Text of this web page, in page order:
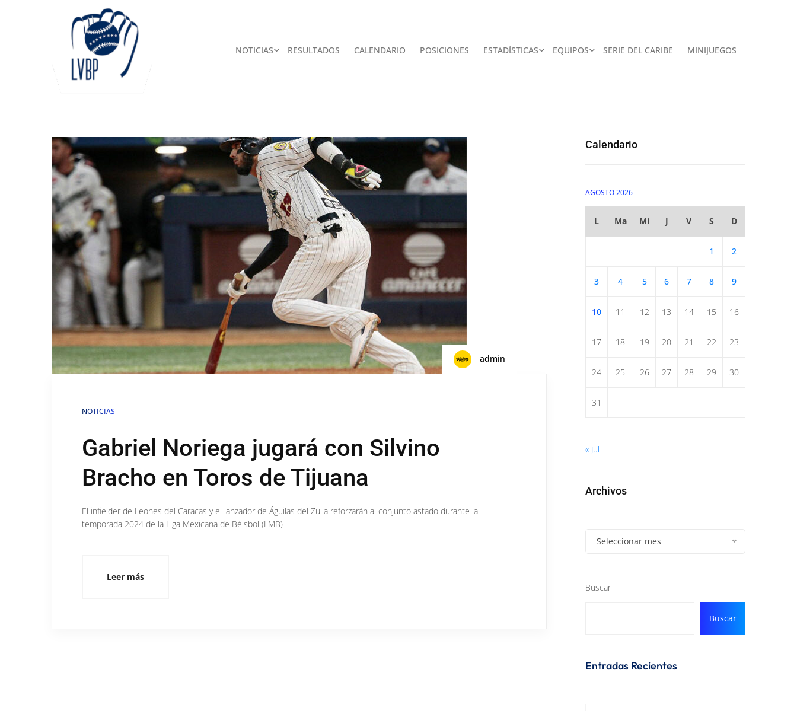
NOTICIAS RESULTADOS CALENDARIO POSICIONES ESTADÍSTICAS EQUIPOS SERIE DEL CARIBE MINIJUEGOS
admin
NOTICIAS
Gabriel Noriega jugará con Silvino
Bracho en Toros de Tijuana
El infielder de Leones del Caracas y el lanzador de Águilas del Zulia reforzarán al conjunto astado durante la
temporada 2024 de la Liga Mexicana de Béisbol (LMB)
Leer más
Calendario
AGOSTO 2026
L Ma Mi J V S D
1 2
3 4 5 6 7 8 9
10 11 12 13 14 15 16
17 18 19 20 21 22 23
24 25 26 27 28 29 30
31
« Jul
Archivos
Seleccionar mes
Buscar
Buscar
Entradas Recientes